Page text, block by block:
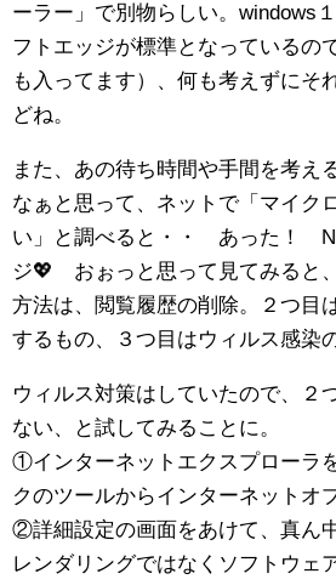
ーラー」で別物らしい。windows
フトエッジが標準となっているの
も入ってます）、何も考えずにそ
どね。
また、あの待ち時間や手間を考え
なぁと思って、ネットで「マイ
い」と調べると・・ あった！
ジ💖 おぉっと思って見てみると
方法は、閲覧履歴の削除。２つ目
するもの、３つ目はウィルス感染
ウィルス対策はしていたので、２
ない、と試してみることに。
①インターネットエクスプローラ
クのツールからインターネットオ
②詳細設定の画面をあけて、真ん
レンダリングではなくソフトウェ